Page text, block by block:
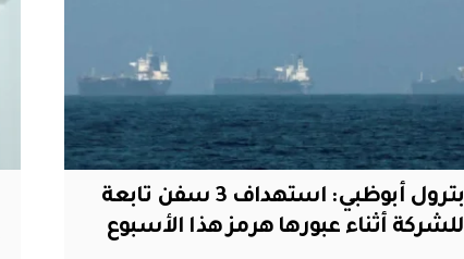
بترول أبوظبي: استهداف 3 سفن تابعة
للشركة أثناء عبورها هرمز هذا الأسبوع